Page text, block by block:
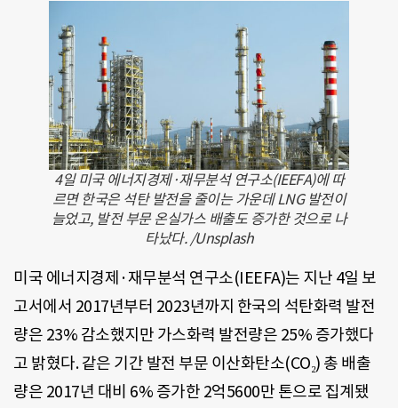
4일 미국 에너지경제·재무분석 연구소(IEEFA)에 따
르면 한국은 석탄 발전을 줄이는 가운데 LNG 발전이
늘었고, 발전 부문 온실가스 배출도 증가한 것으로 나
타났다. /Unsplash
미국 에너지경제·재무분석 연구소(IEEFA)는 지난 4일 보
고서에서 2017년부터 2023년까지 한국의 석탄화력 발전
량은 23% 감소했지만 가스화력 발전량은 25% 증가했다
고 밝혔다. 같은 기간 발전 부문 이산화탄소(CO₂) 총 배출
량은 2017년 대비 6% 증가한 2억5600만 톤으로 집계됐